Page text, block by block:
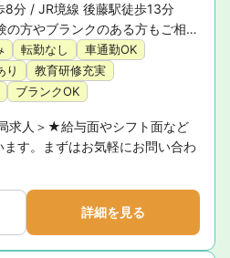
8分 / JR境線 後藤駅徒歩13分
薬剤師免許※実務未経験の方やブランクのある方もご相談ください。
転勤なし
車通勤OK
り
教育研修充実
ブランクOK
求人＞★給与面やシフト面など
す。まずはお気軽にお問い合わ
詳細を見る